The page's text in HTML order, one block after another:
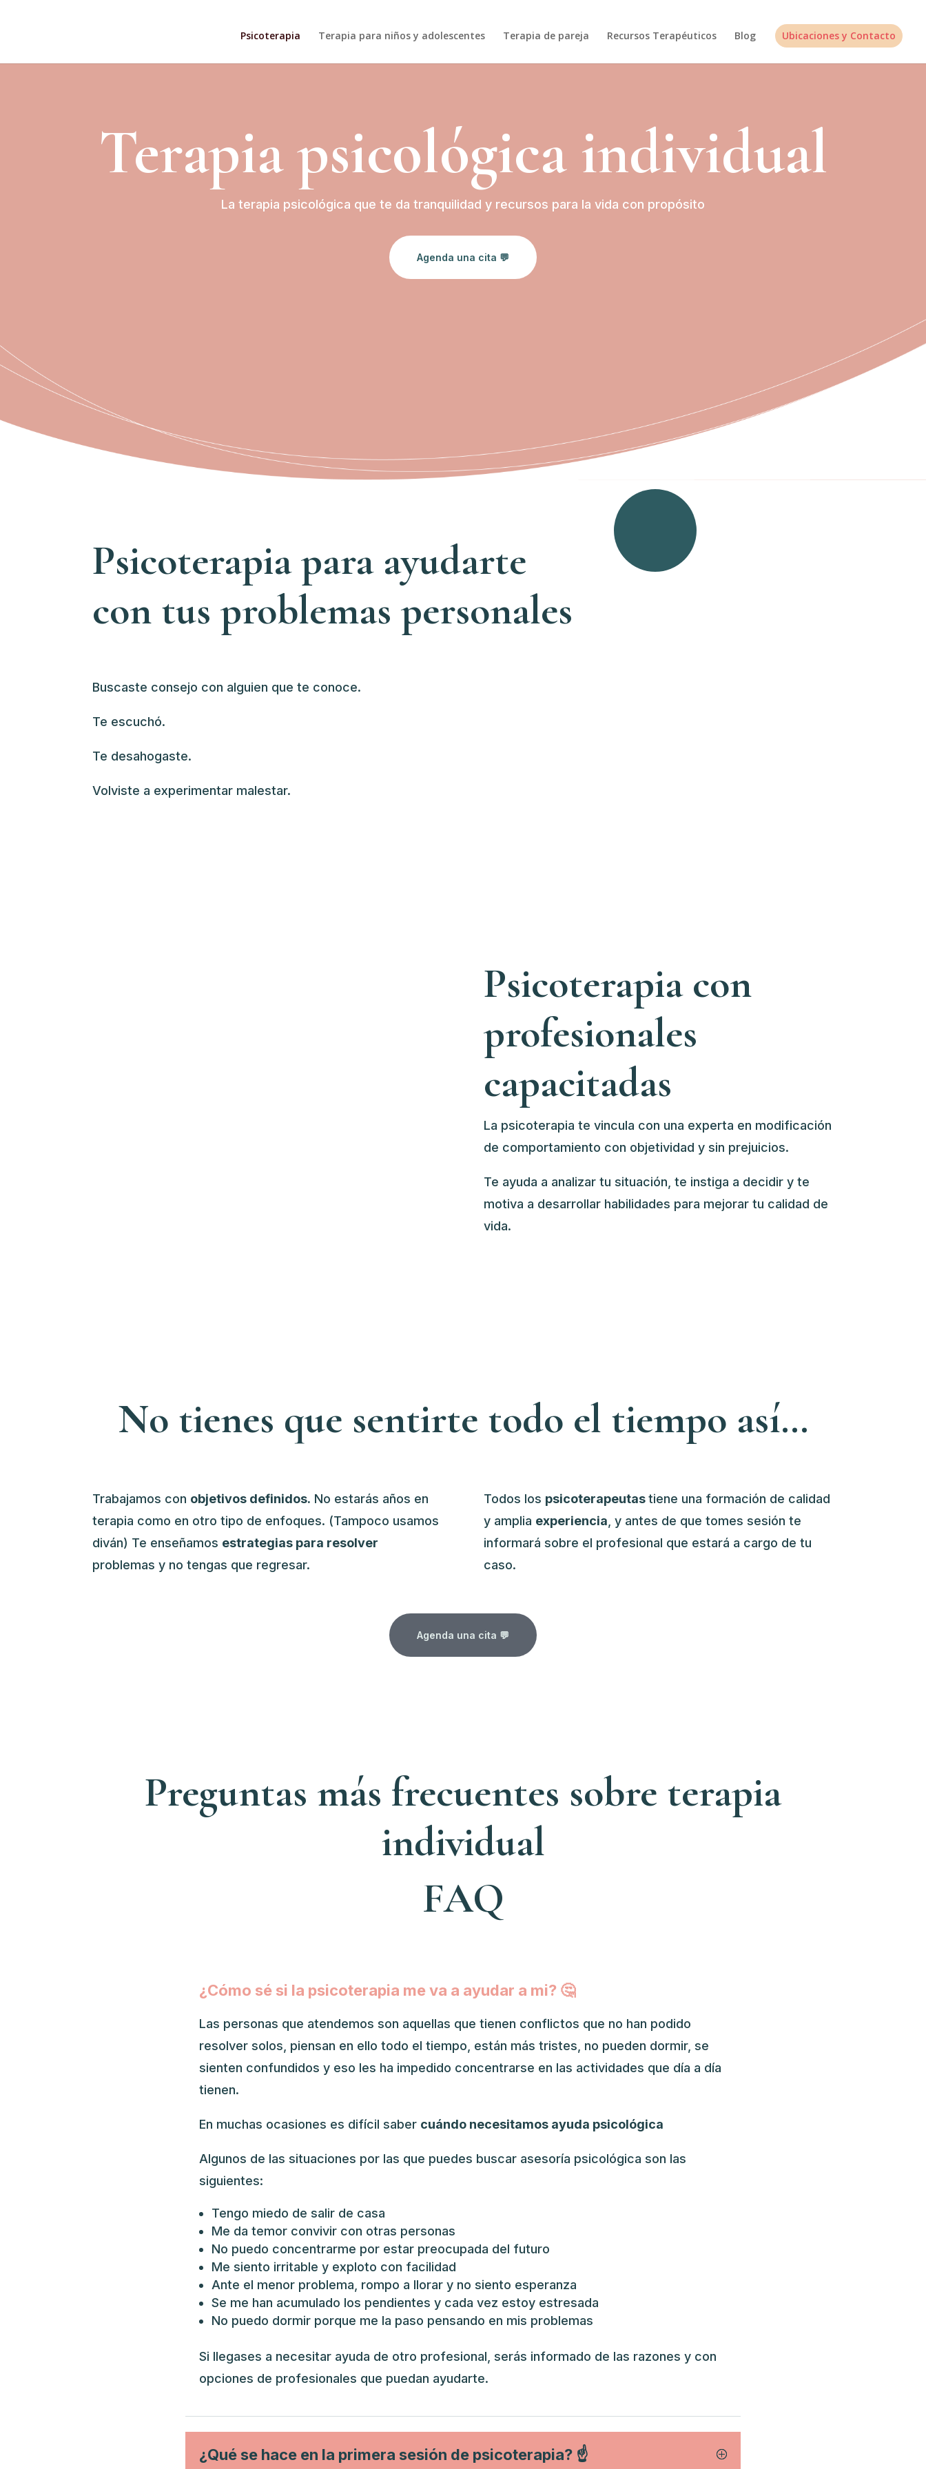
Psicoterapia Terapia para niños y adolescentes Terapia de pareja Recursos Terapéuticos Blog Ubicaciones y Contacto
Terapia psicológica individual
La terapia psicológica que te da tranquilidad y recursos para la vida con propósito
Agenda una cita 💬
Psicoterapia para ayudarte
con tus problemas personales
Buscaste consejo con alguien que te conoce.
Te escuchó.
Te desahogaste.
Volviste a experimentar malestar.
Psicoterapia con
profesionales
capacitadas
La psicoterapia te vincula con una experta en modificación
de comportamiento con objetividad y sin prejuicios.
Te ayuda a analizar tu situación, te instiga a decidir y te
motiva a desarrollar habilidades para mejorar tu calidad de
vida.
No tienes que sentirte todo el tiempo así…
Trabajamos con objetivos definidos. No estarás años en
terapia como en otro tipo de enfoques. (Tampoco usamos
diván) Te enseñamos estrategias para resolver
problemas y no tengas que regresar.
Todos los psicoterapeutastiene una formación de calidad
y amplia experiencia , y antes de que tomes sesión te
informará sobre el profesional que estará a cargo de tu
caso.
Agenda una cita 💬
Preguntas más frecuentes sobre terapia
individual
FAQ
¿Cómo sé si la psicoterapia me va a ayudar a mi? 🤔
Las personas que atendemos son aquellas que tienen conflictos que no han podido
resolver solos, piensan en ello todo el tiempo, están más tristes, no pueden dormir, se
sienten confundidos y eso les ha impedido concentrarse en las actividades que día a día
tienen.
En muchas ocasiones es difícil saber cuándo necesitamos ayuda psicológica
Algunos de las situaciones por las que puedes buscar asesoría psicológica son las
siguientes:
Tengo miedo de salir de casa
Me da temor convivir con otras personas
No puedo concentrarme por estar preocupada del futuro
Me siento irritable y exploto con facilidad
Ante el menor problema, rompo a llorar y no siento esperanza
Se me han acumulado los pendientes y cada vez estoy estresada
No puedo dormir porque me la paso pensando en mis problemas
Si llegases a necesitar ayuda de otro profesional, serás informado de las razones y con
opciones de profesionales que puedan ayudarte.
¿Qué se hace en la primera sesión de psicoterapia? ☝️